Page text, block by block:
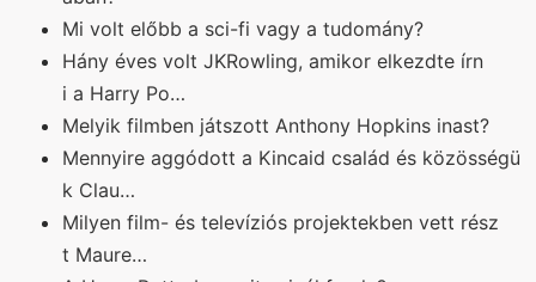
Mi volt előbb a sci-fi vagy a tudomány?
Hány éves volt JKRowling, amikor elkezdte írn
i a Harry Po…
Melyik filmben játszott Anthony Hopkins inast?
Mennyire aggódott a Kincaid család és közösségü
k Clau…
Milyen film- és televíziós projektekben vett rész
t Maure…